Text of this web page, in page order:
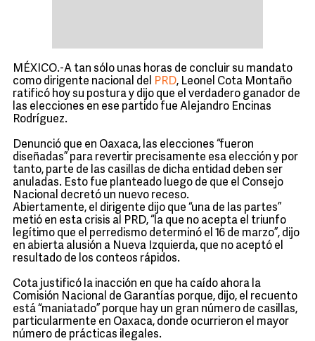
MÉXICO.-A tan sólo unas horas de concluir su mandato
como dirigente nacional del
PRD, Leonel Cota Montaño
ratificó hoy su postura y dijo que el verdadero ganador de
las elecciones en ese partido fue Alejandro Encinas
Rodríguez.
Denunció que en Oaxaca, las elecciones “fueron
diseñadas” para revertir precisamente esa elección y por
tanto, parte de las casillas de dicha entidad deben ser
anuladas. Esto fue planteado luego de que el Consejo
Nacional decretó un nuevo receso.
Abiertamente, el dirigente dijo que “una de las partes”
metió en esta crisis al PRD, “la que no acepta el triunfo
legítimo que el perredismo determinó el 16 de marzo”, dijo
en abierta alusión a Nueva Izquierda, que no aceptó el
resultado de los conteos rápidos.
Cota justificó la inacción en que ha caído ahora la
Comisión Nacional de Garantías porque, dijo, el recuento
está “maniatado” porque hay un gran número de casillas,
particularmente en Oaxaca, donde ocurrieron el mayor
número de prácticas ilegales.